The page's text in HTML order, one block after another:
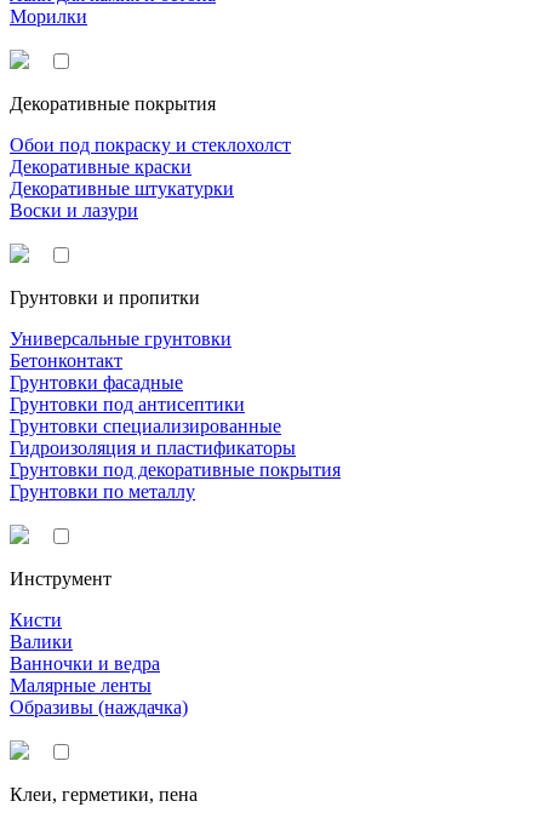
Морилки
Декоративные покрытия
Обои под покраску и стеклохолст
Декоративные краски
Декоративные штукатурки
Воски и лазури
Грунтовки и пропитки
Универсальные грунтовки
Бетонконтакт
Грунтовки фасадные
Грунтовки под антисептики
Грунтовки специализированные
Гидроизоляция и пластификаторы
Грунтовки под декоративные покрытия
Грунтовки по металлу
Инструмент
Кисти
Валики
Ванночки и ведра
Малярные ленты
Образивы (наждачка)
Клеи, герметики, пена